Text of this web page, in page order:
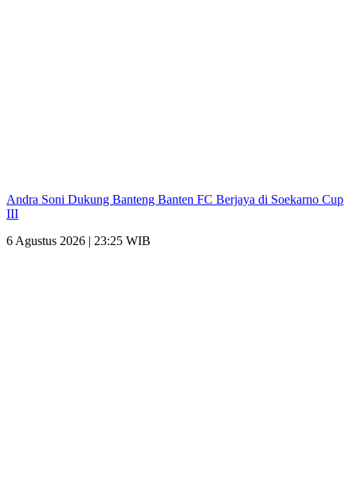
Andra Soni Dukung Banteng Banten FC Berjaya di Soekarno Cup
III
6 Agustus 2026 | 23:25 WIB